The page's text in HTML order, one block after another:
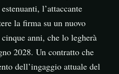
l’attaccante
la firma su un nuovo
anni, che lo legherà
2028. Un contratto che
dell’ingaggio attuale del